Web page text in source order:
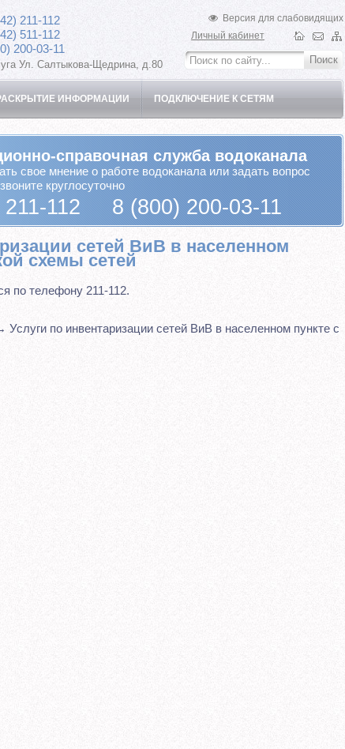
211-112
511-112
200-03-11
Ул. Салтыкова-Щедрина, д.80
Версия для слабовидящих
Личный кабинет
ИНФОРМАЦИИ ПОДКЛЮЧЕНИЕ К СЕТЯМ
справочная служба водоканала
свое мнение о работе водоканала или задать вопрос
круглосуточно
211-112 8 (800) 200-03-11
сетей ВиВ в населенном
схемы сетей
по телефону 211-112.
Услуги по инвентаризации сетей ВиВ в населенном пункте с